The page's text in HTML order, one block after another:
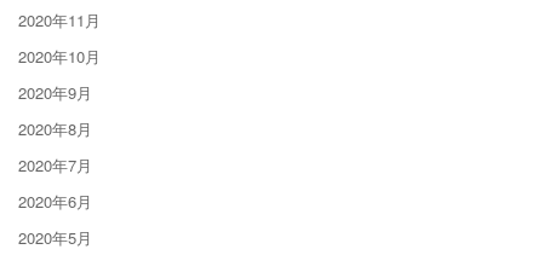
2020年11月
2020年10月
2020年9月
2020年8月
2020年7月
2020年6月
2020年5月